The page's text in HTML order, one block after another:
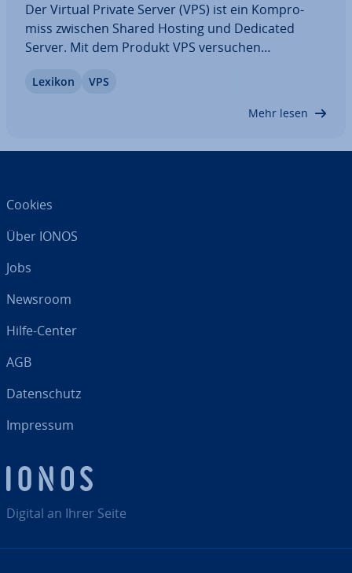
Der Virtual Private Server (VPS) ist ein Kom­pro­
miss zwischen Shared Hosting und Dedicated
Server. Mit dem Produkt VPS versuchen
einer kos­ten­ef­fi­zi­en­ten IaaS-Lösung zu vereinen.
Wir erklären Ihnen, wie ein Virtual Private Server…
Lexikon VPS
Mehr lesen
Digital an Ihrer Seite
Cookies
Über IONOS
Jobs
Newsroom
Hilfe-Center
AGB
Da­ten­schutz
Impressum